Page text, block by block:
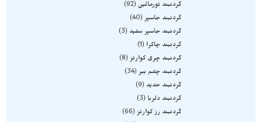
گردنبند تورمالین 92
گردنبند جاسپر 40
گردنبند جاسپر سفید
3
گردنبند چاکرا
1
گردنبند چری کوارتز 8
گردنبند چشم ببر 34
گردنبند حدید
9
گردنبند دلربا
3
گردنبند رز کوارتز 66